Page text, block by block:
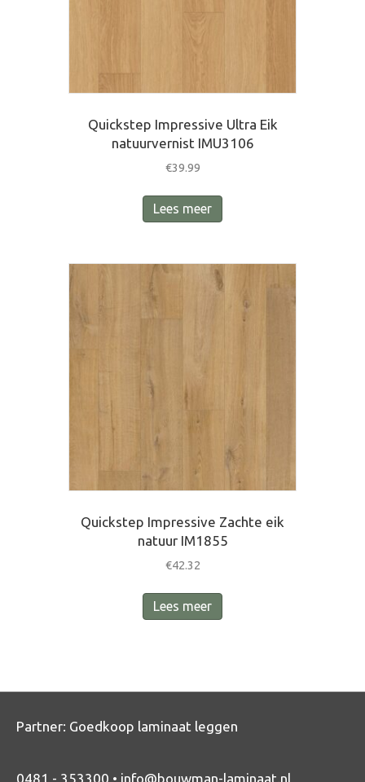
Quickstep Impressive Ultra Eik
natuurvernist IMU3106
€39.99
Lees meer
Quickstep Impressive Zachte eik
natuur IM1855
€42.32
Lees meer
Partner: Goedkoop laminaat leggen
0481 - 353300 • info@bouwman-laminaat.nl